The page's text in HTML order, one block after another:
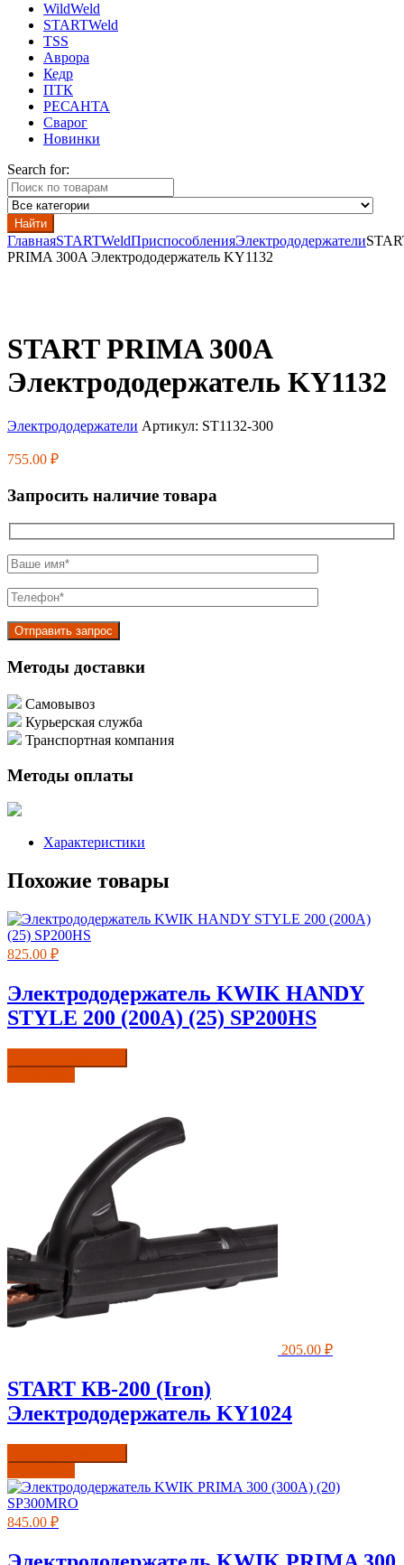
WildWeld
STARTWeld
TSS
Аврора
Кедр
ПТК
РЕСАНТА
Сварог
Новинки
Search for:
Найти
ГлавнаяSTARTWeldПриспособленияЭлектрододержатели
PRIMA 300A Электрододержатель KY1132
START PRIMA 300A
Электрододержатель KY1132
Электрододержатели Артикул: ST1132-300
755.00 ₽
Запросить наличие товара
Методы доставки
Самовывоз
Курьерская служба
Транспортная компания
Методы оплаты
Характеристики
Похожие товары
825.00 ₽
Электрододержатель KWIK HANDY
STYLE 200 (200А) (25) SP200HS
205.00 ₽
START КВ-200 (Iron)
Электрододержатель KY1024
845.00 ₽